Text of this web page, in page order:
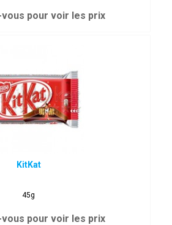
pour voir les prix
KitKat
45g
pour voir les prix